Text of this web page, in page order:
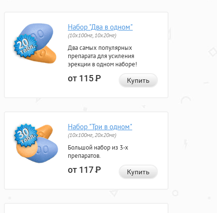
Набор "Два в одном"
(10x100мг, 10x20мг)
Два самых популярных
препарата для усиления
эрекции в одном наборе!
от 115Р Купить
Набор "Три в одном"
(10x100мг, 20x20мг)
Большой набор из 3-х
препаратов.
от 117Р Купить